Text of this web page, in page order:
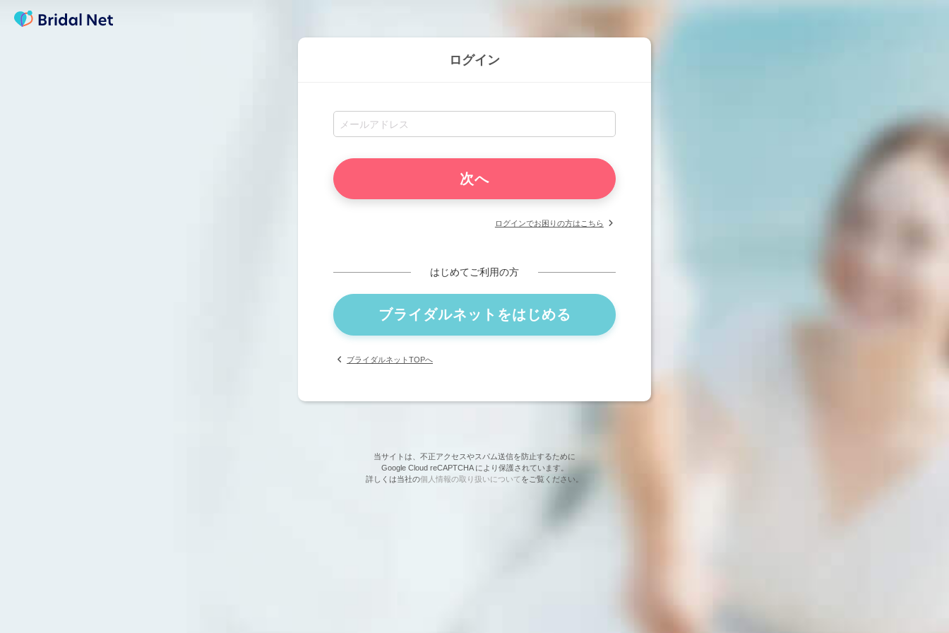
ログイン
ログインでお困りの方はこちら
はじめてご利用の方
ブライダルネットをはじめる
ブライダルネットTOPへ
当サイトは、不正アクセスやスパム送信を防止するために
Google Cloud reCAPTCHA により保護されています。
詳しくは当社の個人情報の取り扱いについてをご覧ください。